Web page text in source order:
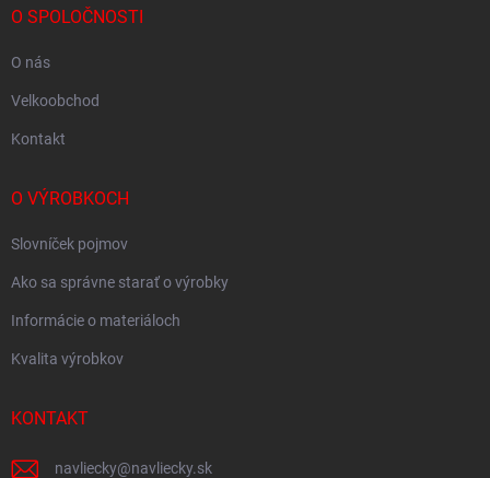
O SPOLOČNOSTI
O nás
Velkoobchod
Kontakt
O VÝROBKOCH
Slovníček pojmov
Ako sa správne starať o výrobky
Informácie o materiáloch
Kvalita výrobkov
KONTAKT
navliecky@navliecky.sk